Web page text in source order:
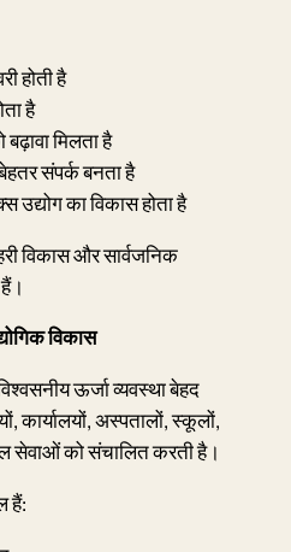
होती है
है
बढ़ावा मिलता है
संपर्क बनता है
उद्योग का विकास होता है
विकास और सार्वजनिक
विकास
ऊर्जा व्यवस्था बेहद
कार्यालयों, अस्पतालों, स्कूलों,
सेवाओं को संचालित करती है।
हैं: